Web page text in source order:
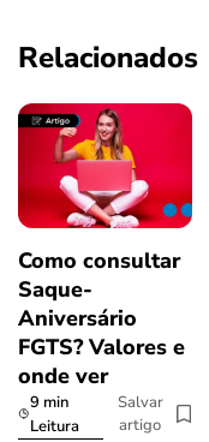
Relacionados
Como consultar
Saque-
Aniversário
FGTS? Valores e
onde ver
9 min
Leitura
Salvar
artigo